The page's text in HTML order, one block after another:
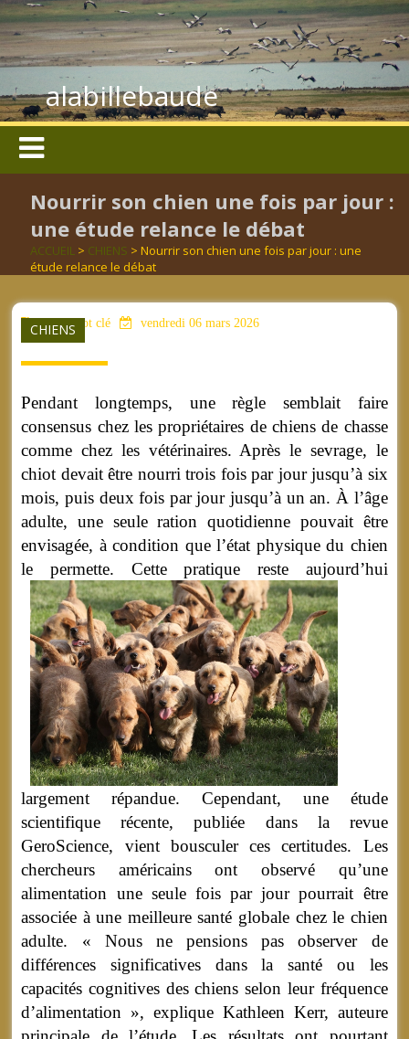
alabillebaude
Nourrir son chien une fois par jour :
une étude relance le débat
ACCUEIL > CHIENS > Nourrir son chien une fois par jour : une
étude relance le débat
CHIENS
aucun mot clé vendredi 06 mars 2026
Pendant longtemps, une règle semblait faire
consensus chez les propriétaires de chiens de chasse
comme chez les vétérinaires. Après le sevrage, le
chiot devait être nourri trois fois par jour jusqu’à six
mois, puis deux fois par jour jusqu’à un an. À l’âge
adulte, une seule ration quotidienne pouvait être
envisagée, à condition que l’état physique du chien
le permette. Cette pratique reste aujourd’hui
largement répandue. Cependant, une étude
scientifique récente, publiée dans la revue
GeroScience, vient bousculer ces certitudes. Les
chercheurs américains ont observé qu’une
alimentation une seule fois par jour pourrait être
associée à une meilleure santé globale chez le chien
adulte. « Nous ne pensions pas observer de
différences significatives dans la santé ou les
capacités cognitives des chiens selon leur fréquence
d’alimentation », explique Kathleen Kerr, auteure